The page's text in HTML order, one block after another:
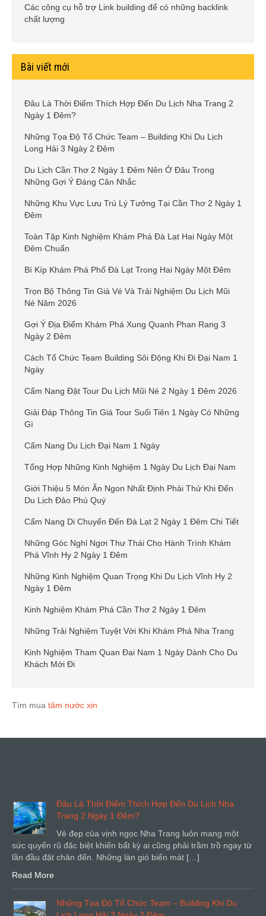
Các công cụ hỗ trợ Link building để có những backlink
chất lượng
Bài viết mới
Đâu Là Thời Điểm Thích Hợp Đến Du Lịch Nha Trang 2
Ngày 1 Đêm?
Những Tọa Độ Tổ Chức Team – Building Khi Du Lịch
Long Hải 3 Ngày 2 Đêm
Du Lịch Cần Thơ 2 Ngày 1 Đêm Nên Ở Đâu Trong
Những Gợi Ý Đáng Cân Nhắc
Những Khu Vực Lưu Trú Lý Tưởng Tại Cần Thơ 2 Ngày 1
Đêm
Toàn Tập Kinh Nghiệm Khám Phá Đà Lạt Hai Ngày Một
Đêm Chuẩn
Bí Kíp Khám Phá Phố Đà Lạt Trong Hai Ngày Một Đêm
Trọn Bộ Thông Tin Giá Vé Và Trải Nghiệm Du Lịch Mũi
Né Năm 2026
Gợi Ý Địa Điểm Khám Phá Xung Quanh Phan Rang 3
Ngày 2 Đêm
Cách Tổ Chức Team Building Sôi Động Khi Đi Đại Nam 1
Ngày
Cẩm Nang Đặt Tour Du Lịch Mũi Né 2 Ngày 1 Đêm 2026
Giải Đáp Thông Tin Giá Tour Suối Tiên 1 Ngày Có Những
Gì
Cẩm Nang Du Lịch Đại Nam 1 Ngày
Tổng Hợp Những Kinh Nghiệm 1 Ngày Du Lịch Đại Nam
Giới Thiệu 5 Món Ăn Ngon Nhất Định Phải Thử Khi Đến
Du Lịch Đảo Phú Quý
Cẩm Nang Di Chuyển Đến Đà Lạt 2 Ngày 1 Đêm Chi Tiết
Những Góc Nghỉ Ngơi Thư Thái Cho Hành Trình Khám
Phá Vĩnh Hy 2 Ngày 1 Đêm
Những Kinh Nghiệm Quan Trọng Khi Du Lịch Vĩnh Hy 2
Ngày 1 Đêm
Kinh Nghiệm Khám Phá Cần Thơ 2 Ngày 1 Đêm
Những Trải Nghiệm Tuyệt Vời Khi Khám Phá Nha Trang
Kinh Nghiệm Tham Quan Đại Nam 1 Ngày Dành Cho Du
Khách Mới Đi
Tìm mua tăm nước xịn
Đâu Là Thời Điểm Thích Hợp Đến Du Lịch Nha
Trang 2 Ngày 1 Đêm?
Vẻ đẹp của vịnh ngọc Nha Trang luôn mang một
sức quyến rũ đặc biệt khiến bất kỳ ai cũng phải trầm trồ ngay từ
lần đầu đặt chân đến. Những làn gió biển mát […]
Read More
Những Tọa Độ Tổ Chức Team – Building Khi Du